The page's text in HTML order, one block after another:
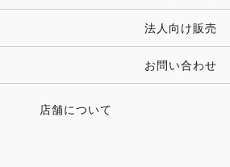
法人向け販売
お問い合わせ
店舗について